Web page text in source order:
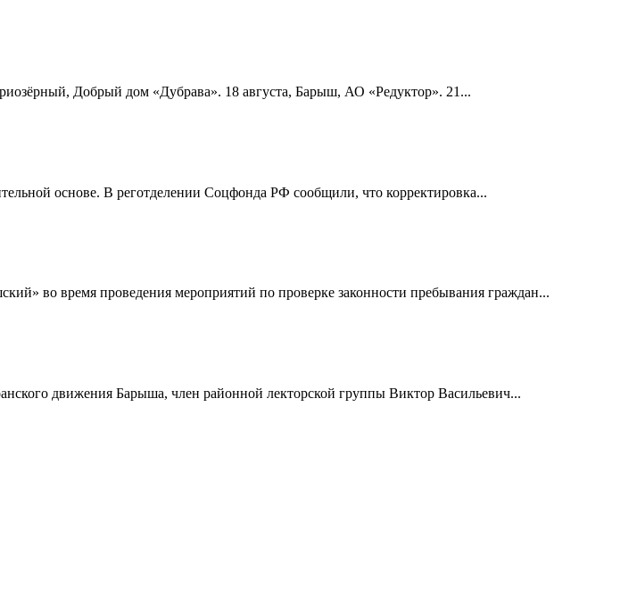
Добрый дом «Дубрава». 18 августа, Барыш, АО «Редуктор». 21...
основе. В реготделении Соцфонда РФ сообщили, что корректировка...
во время проведения мероприятий по проверке законности пребывания граждан...
движения Барыша, член районной лекторской группы Виктор Васильевич...